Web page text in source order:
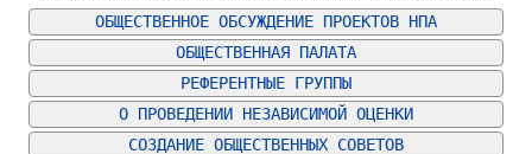
ОБЩЕСТВЕННОЕ ОБСУЖДЕНИЕ ПРОЕКТОВ НПА
ОБЩЕСТВЕННАЯ ПАЛАТА
РЕФЕРЕНТНЫЕ ГРУППЫ
О ПРОВЕДЕНИИ НЕЗАВИСИМОЙ ОЦЕНКИ
СОЗДАНИЕ ОБЩЕСТВЕННЫХ СОВЕТОВ